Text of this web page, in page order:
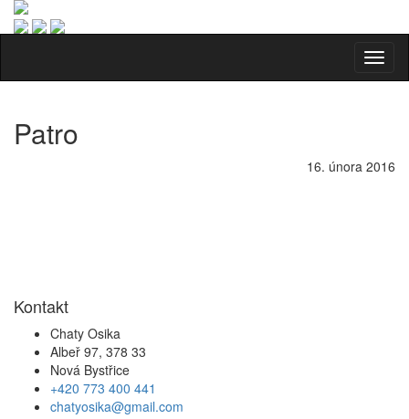
Patro
16. února 2016
Kontakt
Chaty Osika
Albeř 97, 378 33
Nová Bystřice
+420 773 400 441
chatyosika@gmail.com